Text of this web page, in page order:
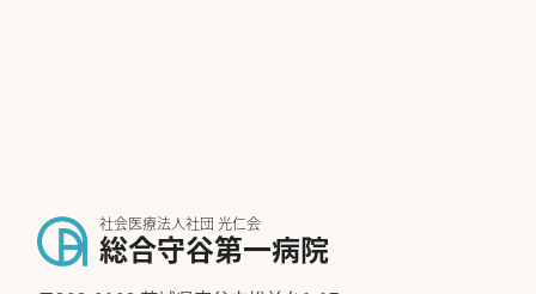
社会医療法人社団 光仁会
総合守谷第一病院